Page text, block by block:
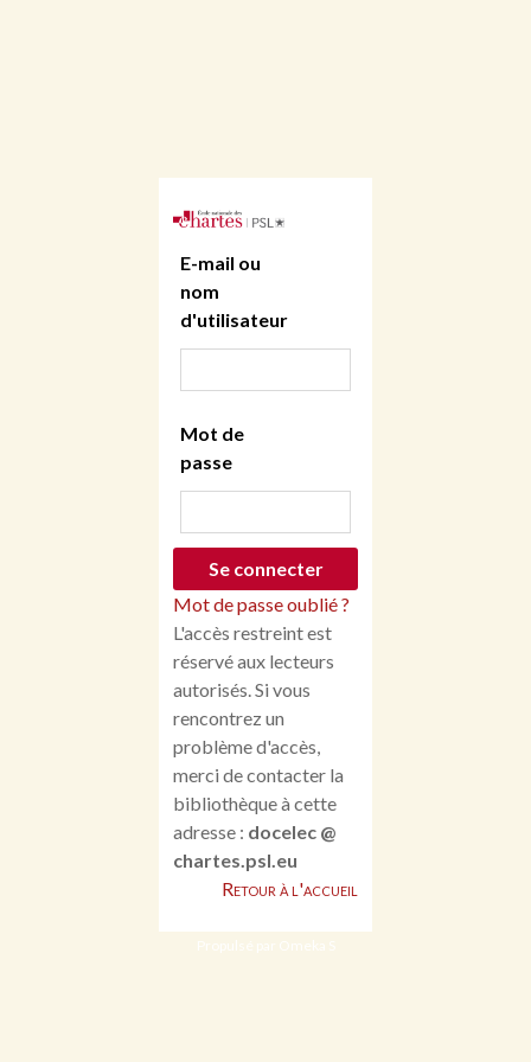
E-mail ou
nom
d'utilisateur
Mot de
passe
Mot de passe oublié ?
L'accès restreint est
réservé aux lecteurs
autorisés. Si vous
rencontrez un
problème d'accès,
merci de contacter la
bibliothèque à cette
adresse : docelec @
chartes.psl.eu
Retour à l'accueil
Propulsé par Omeka S